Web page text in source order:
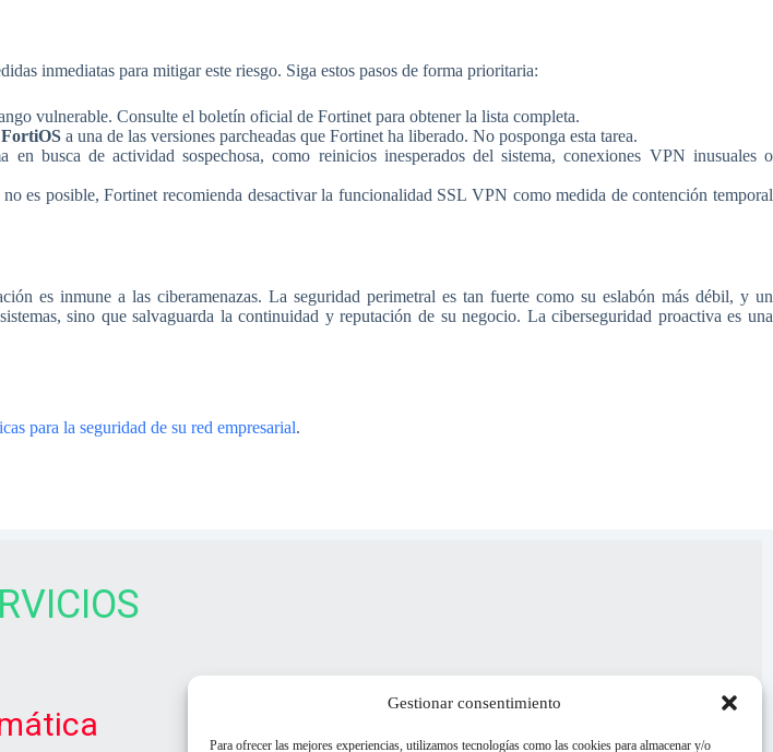
Gestionar consentimiento
Para ofrecer las mejores experiencias, utilizamos tecnologías como las cookies para almacenar y/o
inmediatas para mitigar este riesgo. Siga estos pasos de forma prioritaria:
vulnerable. Consulte el boletín oficial de Fortinet para obtener la lista completa.
a una de las versiones parcheadas que Fortinet ha liberado. No posponga esta tarea.
en busca de actividad sospechosa, como reinicios inesperados del sistema, conexiones VPN inusuales o
es posible, Fortinet recomienda desactivar la funcionalidad SSL VPN como medida de contención temporal
es inmune a las ciberamenazas. La seguridad perimetral es tan fuerte como su eslabón más débil, y un
sino que salvaguarda la continuidad y reputación de su negocio. La ciberseguridad proactiva es una
para la seguridad de su red empresarial.